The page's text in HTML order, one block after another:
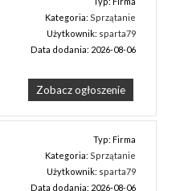
Kategoria: Sprzątanie
Użytkownik: sparta79
Data dodania: 2026-08-06
Zobacz ogłoszenie
Typ: Firma
Kategoria: Sprzątanie
Użytkownik: sparta79
Data dodania: 2026-08-06